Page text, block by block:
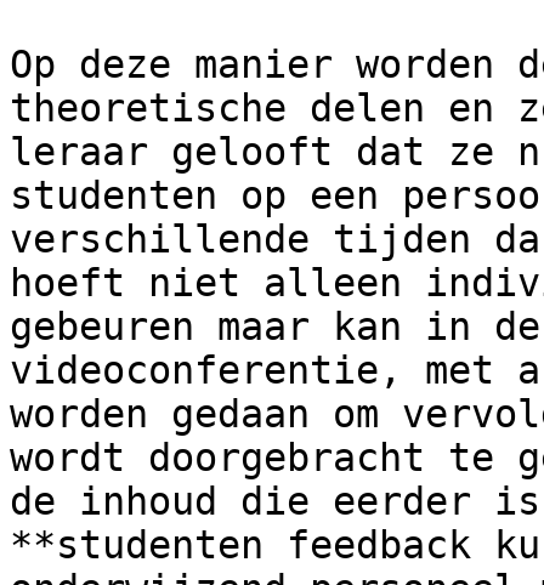
Op deze manier
theoretische delen en
leraar gelooft dat ze
studenten op een
verschillende tijden
hoeft niet alleen
gebeuren maar kan in
videoconferentie, met
worden gedaan om
wordt doorgebracht te
de inhoud die eerder is
**studenten feedback